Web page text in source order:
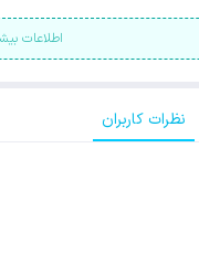
اطلاعات
نظرات کاربران